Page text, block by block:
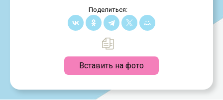
Поделиться:
Вставить на фото